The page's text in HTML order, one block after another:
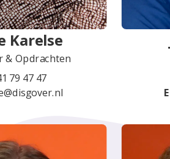
Karelse
& Opdrachten
79 47 47
E